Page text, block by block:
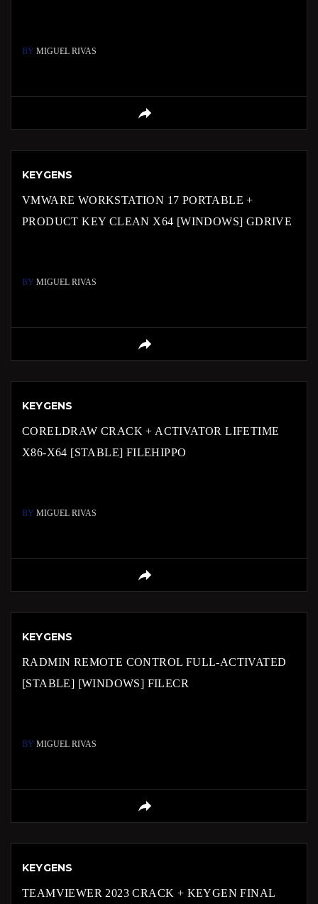
BY MIGUEL RIVAS
KEYGENS
VMWARE WORKSTATION 17 PORTABLE +
PRODUCT KEY CLEAN X64 [WINDOWS] GDRIVE
BY MIGUEL RIVAS
KEYGENS
CORELDRAW CRACK + ACTIVATOR LIFETIME
X86-X64 [STABLE] FILEHIPPO
BY MIGUEL RIVAS
KEYGENS
RADMIN REMOTE CONTROL FULL-ACTIVATED
[STABLE] [WINDOWS] FILECR
BY MIGUEL RIVAS
KEYGENS
TEAMVIEWER 2023 CRACK + KEYGEN FINAL